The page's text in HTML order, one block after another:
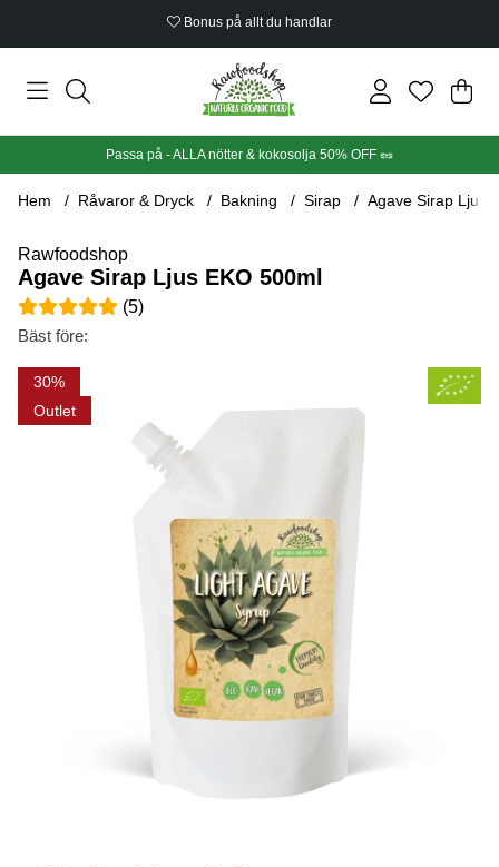
Bonus på allt du handlar
Din
.
Passa på - ALLA nötter & kokosolja 50% OFF 🥜
Hem Råvaror & Dryck Bakning Sirap Agave Sirap Ljus
Rawfoodshop
Agave Sirap Ljus EKO 500ml
Medelbetyg 5 av 5 Antal betyg 5
(5)
Bäst före:
30
Outlet
Produktbilder Agave Sirap Ljus EKO 500ml